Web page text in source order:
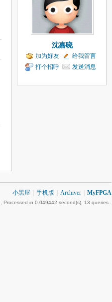
沈嘉晓
加为好友
给我留言
打个招呼
发送消息
小黑屋 手机版 Archiver MyFPGA
, Processed in 0.049442 second(s), 13 queries .